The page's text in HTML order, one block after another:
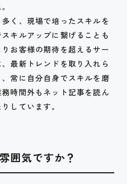
く、現場で培ったスキルを
キルアップに繋げることも
お客様の期待を超えるサー
最新トレンドを取り入れら
常に自分自身でスキルを磨
時間外もネット記事を読ん
しています。
囲気ですか？